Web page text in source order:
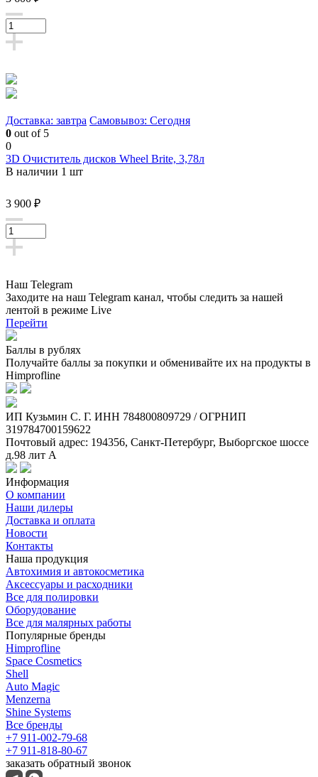
Доставка: завтра Самовывоз: Сегодня
0 out of 5
0
3D Очиститель дисков Wheel Brite, 3,78л
В наличии 1 шт
3 900 ₽
Наш Telegram
Заходите на наш Telegram канал, чтобы следить за нашей
лентой в режиме Live
Перейти
Баллы в рублях
Получайте баллы за покупки и обменивайте их на продукты в
Himprofline
ИП Кузьмин C. Г. ИНН 784800809729 / ОГРНИП
319784700159622
Почтовый адрес: 194356, Санкт-Петербург, Выборгское шоссе
д.98 лит А
Информация
О компании
Наши дилеры
Доставка и оплата
Новости
Контакты
Наша продукция
Автохимия и автокосметика
Аксессуары и расходники
Все для полировки
Оборудование
Все для малярных работы
Популярные бренды
Himprofline
Space Cosmetics
Shell
Auto Magic
Menzerna
Shine Systems
Все бренды
+7 911-002-79-68
+7 911-818-80-67
заказать обратный звонок